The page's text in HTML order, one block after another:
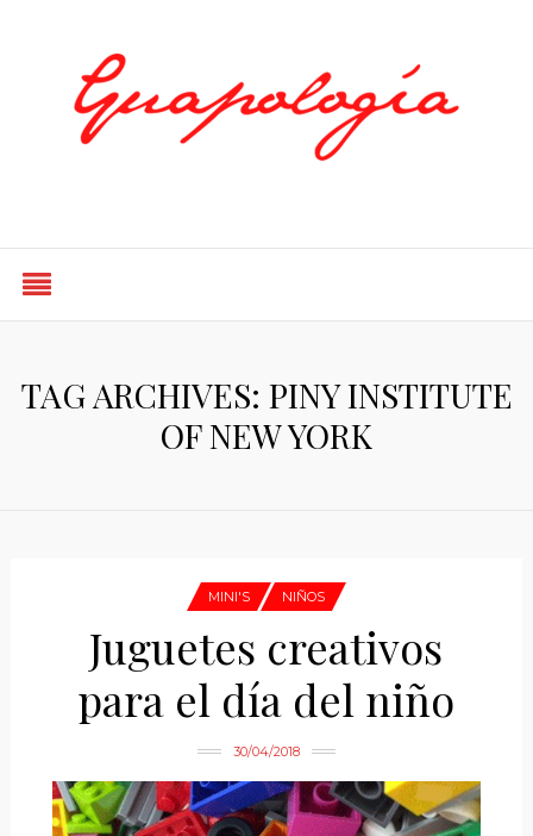
TAG ARCHIVES: PINY INSTITUTE
OF NEW YORK
MINI'S NIÑOS
Juguetes creativos
para el día del niño
30/04/2018